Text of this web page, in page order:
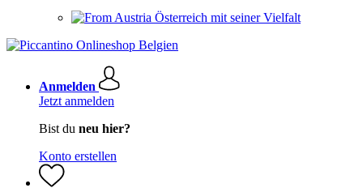
Österreich mit seiner Vielfalt
Anmelden
Jetzt anmelden
Bist du neu hier?
Konto erstellen